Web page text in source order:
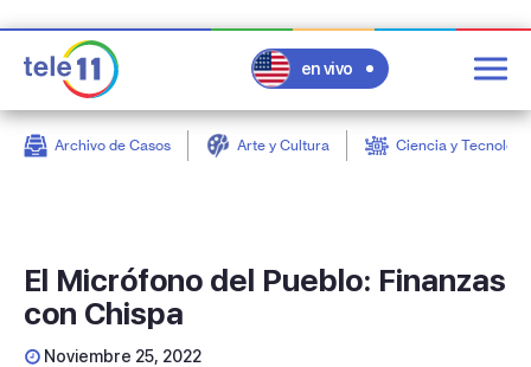
en vivo
Archivo de Casos Arte y Cultura Ciencia y
El Micrófono del Pueblo: Finanzas
con Chispa
Noviembre 25, 2022
post